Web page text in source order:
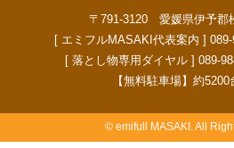
〒791-3120 愛媛県伊予郡
[ エミフルMASAKI代表案内 ] 089-
[ 落とし物専用ダイヤル ] 089-
【無料駐車場】約
© emifull MASAKI. All